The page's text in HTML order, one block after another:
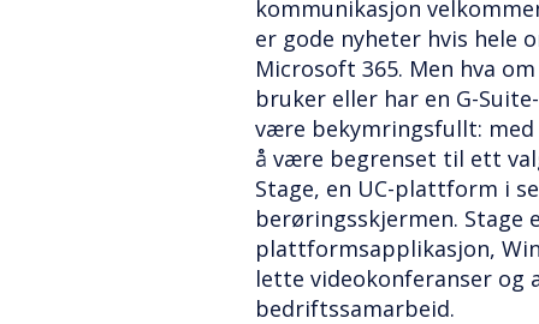
kommunikasjon
er gode nyheter hvis hele
Microsoft 365. Men hva
bruker eller har en G-
være bekymringsfullt:
å være begrenset til ett
Stage, en UC-plattform i
berøringsskjermen. Stage
plattformsapplikasjon,
lette videokonferanser og
bedriftssamarbeid.